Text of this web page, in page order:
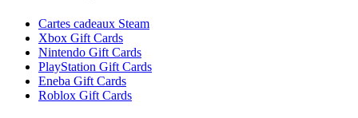
Cartes cadeaux Steam
Xbox Gift Cards
Nintendo Gift Cards
PlayStation Gift Cards
Eneba Gift Cards
Roblox Gift Cards